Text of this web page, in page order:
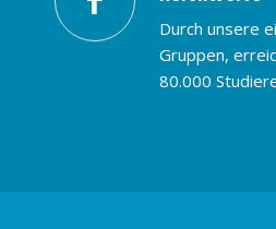
PREISE & BUCHUNG
Durch unsere
Gruppen,
80.000